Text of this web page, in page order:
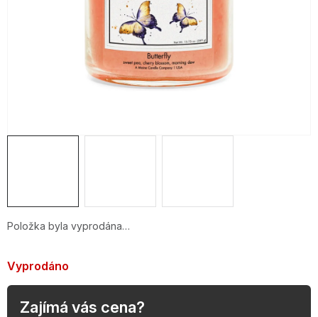
PODLE TYPU PROVOZU
Položka byla vyprodána…
Vyprodáno
Zajímá vás cena?